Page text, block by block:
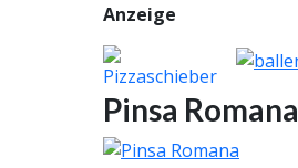
Anzeige
Pinsa Romana